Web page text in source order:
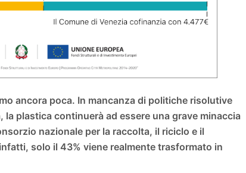
ancora poca. In mancanza di politiche risolutive
la plastica continuerà ad essere una grave minaccia
nazionale per la raccolta, il riciclo e il
solo il 43% viene realmente trasformato in